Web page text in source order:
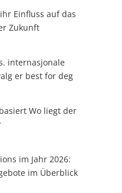
Einfluss auf das
Zukunft
internasjonale
er best for deg
Wo liegt der
im Jahr 2026:
im Überblick